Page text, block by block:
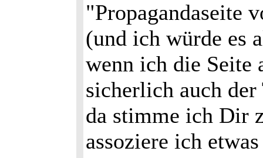
"Propagandaseite
(und ich würde es
wenn ich die Seite
sicherlich auch
da stimme ich Dir
assoziere ich